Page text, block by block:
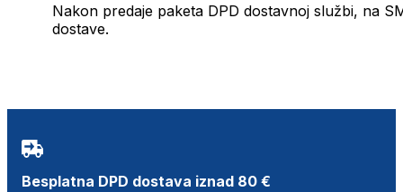
Nakon predaje paketa DPD dostavnoj službi, na
dostave.
Besplatna DPD dostava iznad 80 €